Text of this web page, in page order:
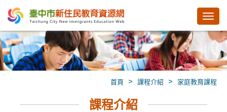
首頁 > 課程介紹 > 家庭教育課程
課程介紹